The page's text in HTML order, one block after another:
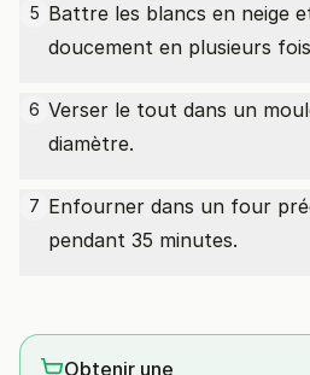
5 Battre les blancs en neige
doucement en plusieurs
6 Verser le tout dans un
diamètre.
7 Enfourner dans un four
pendant 35 minutes.
Obtenir une